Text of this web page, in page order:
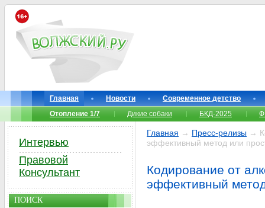
Главная Новости
Современное детство
Отопление 1/7
Дикие собаки БКД-2025
Главная → Пресс-релизы →
эффективный метод или
Кодирование от
эффективный
Интервью
Правовой
Консультант
ПОИСК